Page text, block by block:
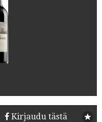
Kirjaudu tästä